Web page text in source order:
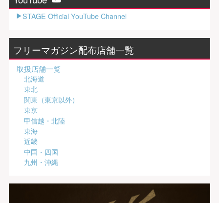
STAGE Official YouTube Channel
フリーマガジン配布店舗一覧
取扱店舗一覧
北海道
東北
関東（東京以外）
東京
甲信越・北陸
東海
近畿
中国・四国
九州・沖縄